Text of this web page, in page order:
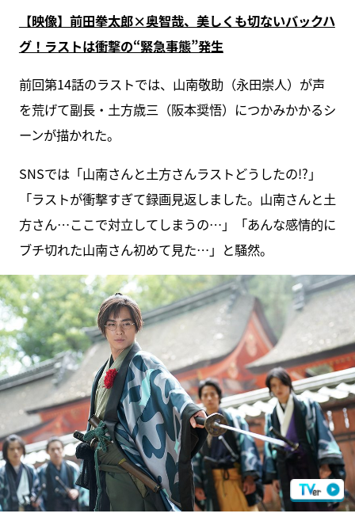
【映像】前田拳太郎×奥智哉、美しくも切ないバックハ
グ！ラストは衝撃の“緊急事態”発生
前回第14話のラストでは、山南敬助（永田崇人）が声
を荒げて副長・土方歳三（阪本奨悟）につかみかかるシ
ーンが描かれた。
SNSでは「山南さんと土方さんラストどうしたの!?」
「ラストが衝撃すぎて録画見返しました。山南さんと土
方さん…ここで対立してしまうの…」「あんな感情的に
ブチ切れた山南さん初めて見た…」と騒然。